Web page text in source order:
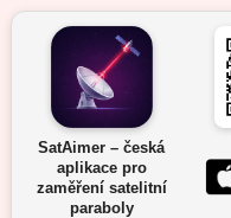
SatAimer – česká
aplikace pro
zaměření satelitní
paraboly